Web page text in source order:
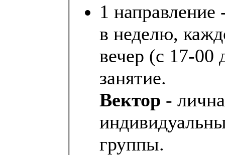
1 направление
в неделю,
вечер (с 17-00
занятие.
Вектор -
группы.